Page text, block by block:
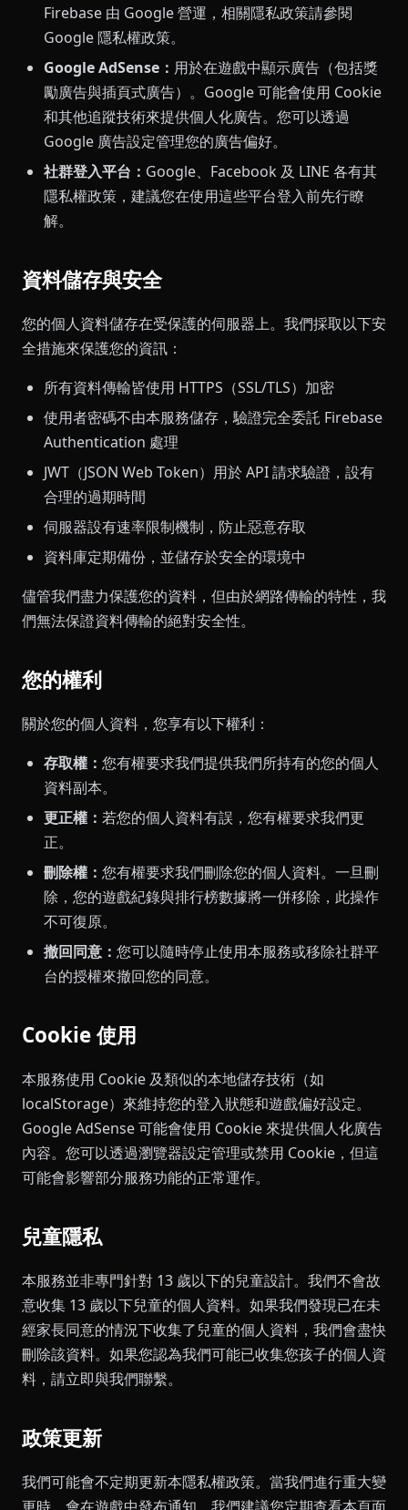
Firebase 由 Google 營運，相關隱私政策請參閱
Google 隱私權政策。
Google AdSense： 用於在遊戲中顯示廣告（包括獎
勵廣告與插頁式廣告）。Google 可能會使用 Cookie
和其他追蹤技術來提供個人化廣告。您可以透過
Google 廣告設定管理您的廣告偏好。
社群登入平台： Google、Facebook 及 LINE 各有其
隱私權政策，建議您在使用這些平台登入前先行瞭
解。
資料儲存與安全
您的個人資料儲存在受保護的伺服器上。我們採取以下安
全措施來保護您的資訊：
所有資料傳輸皆使用 HTTPS（SSL/TLS）加密
使用者密碼不由本服務儲存，驗證完全委託 Firebase
Authentication 處理
JWT（JSON Web Token）用於 API 請求驗證，設有
合理的過期時間
伺服器設有速率限制機制，防止惡意存取
資料庫定期備份，並儲存於安全的環境中
儘管我們盡力保護您的資料，但由於網路傳輸的特性，我
們無法保證資料傳輸的絕對安全性。
您的權利
關於您的個人資料，您享有以下權利：
存取權： 您有權要求我們提供我們所持有的您的個人
資料副本。
更正權： 若您的個人資料有誤，您有權要求我們更
正。
刪除權： 您有權要求我們刪除您的個人資料。一旦刪
除，您的遊戲紀錄與排行榜數據將一併移除，此操作
不可復原。
撤回同意： 您可以隨時停止使用本服務或移除社群平
台的授權來撤回您的同意。
Cookie 使用
本服務使用 Cookie 及類似的本地儲存技術（如
localStorage）來維持您的登入狀態和遊戲偏好設定。
Google AdSense 可能會使用 Cookie 來提供個人化廣告
內容。您可以透過瀏覽器設定管理或禁用 Cookie，但這
可能會影響部分服務功能的正常運作。
兒童隱私
本服務並非專門針對 13 歲以下的兒童設計。我們不會故
意收集 13 歲以下兒童的個人資料。如果我們發現已在未
經家長同意的情況下收集了兒童的個人資料，我們會盡快
刪除該資料。如果您認為我們可能已收集您孩子的個人資
料，請立即與我們聯繫。
政策更新
我們可能會不定期更新本隱私權政策。當我們進行重大變